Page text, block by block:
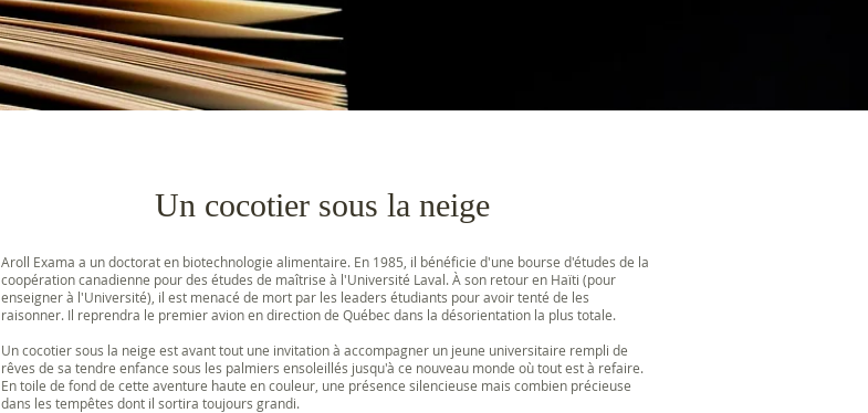
Un cocotier sous la neige
Aroll Exama a un doctorat en biotechnologie alimentaire. En 1985, il bénéficie d'une bourse d'études de la
coopération canadienne pour des études de maîtrise à l'Université Laval. À son retour en Haïti (pour
enseigner à l'Université), il est menacé de mort par les leaders étudiants pour avoir tenté de les
raisonner. Il reprendra le premier avion en direction de Québec dans la désorientation la plus totale.
Un cocotier sous la neige est avant tout une invitation à accompagner un jeune universitaire rempli de
rêves de sa tendre enfance sous les palmiers ensoleillés jusqu'à ce nouveau monde où tout est à refaire.
En toile de fond de cette aventure haute en couleur, une présence silencieuse mais combien précieuse
dans les tempêtes dont il sortira toujours grandi.